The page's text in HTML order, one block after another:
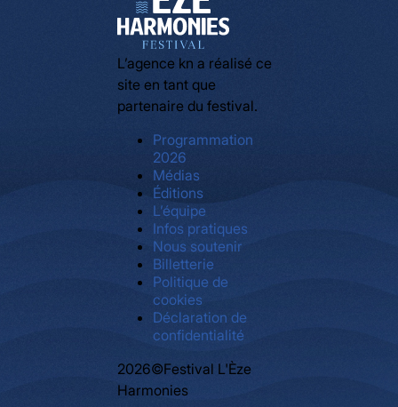
L’agence kn a réalisé ce
site en tant que
partenaire du festival.
Programmation
2026
Médias
Éditions
L’équipe
Infos pratiques
Nous soutenir
Billetterie
Politique de
cookies
Déclaration de
confidentialité
2026©Festival L'Èze
Harmonies